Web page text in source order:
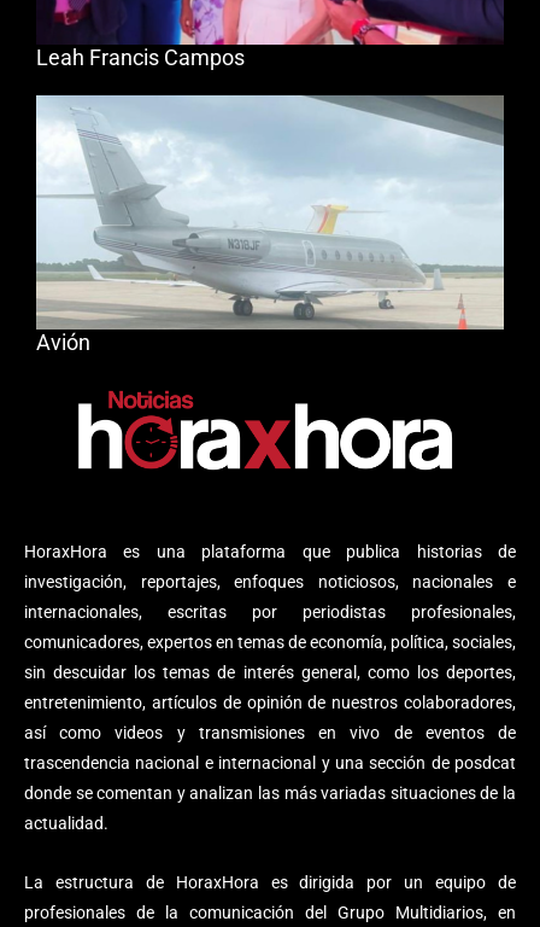
HoraxHora es una plataforma que publica historias de
investigación, reportajes, enfoques noticiosos, nacionales e
internacionales, escritas por periodistas profesionales,
comunicadores, expertos en temas de economía, política, sociales,
sin descuidar los temas de interés general, como los deportes,
entretenimiento, artículos de opinión de nuestros colaboradores,
así como videos y transmisiones en vivo de eventos de
trascendencia nacional e internacional y una sección de posdcat
donde se comentan y analizan las más variadas situaciones de la
actualidad.
La estructura de HoraxHora es dirigida por un equipo de
profesionales de la comunicación del Grupo Multidiarios, en
Leah Francis Campos
Avión